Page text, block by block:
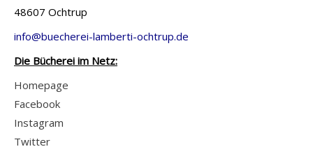
48607 Ochtrup
info@buecherei-lamberti-ochtrup.de
Die Bücherei im Netz:
Homepage
Facebook
Instagram
Twitter